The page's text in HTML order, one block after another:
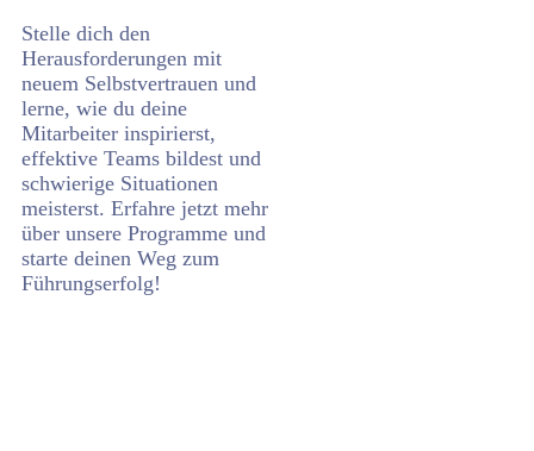
Stelle dich den
Herausforderungen mit
neuem Selbstvertrauen und
lerne, wie du deine
Mitarbeiter inspirierst,
effektive Teams bildest und
schwierige Situationen
meisterst. Erfahre jetzt mehr
über unsere Programme und
starte deinen Weg zum
Führungserfolg!